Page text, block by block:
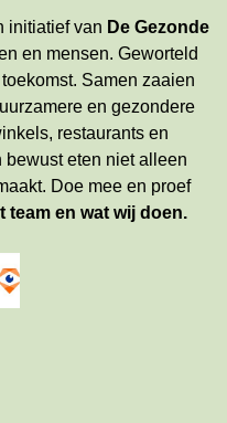
initiatief van De Gezonde
en mensen. Geworteld
Samen zaaien
en gezondere
restaurants en
bewust eten niet alleen
Doe mee en proef
team en wat wij doen.